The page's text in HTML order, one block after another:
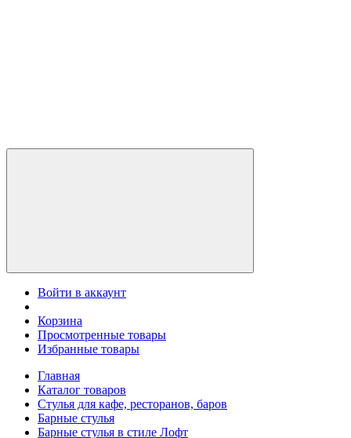
Войти в аккаунт
Корзина
Просмотренные товары
Избранные товары
Главная
Каталог товаров
Стулья для кафе, ресторанов, баров
Барные стулья
Барные стулья в стиле Лофт